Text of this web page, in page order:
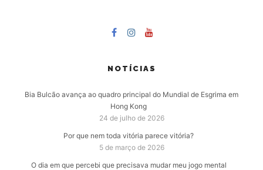
NOTÍCIAS
Bia Bulcão avança ao quadro principal do Mundial de Esgrima em
Hong Kong
24 de julho de 2026
Por que nem toda vitória parece vitória?
5 de março de 2026
O dia em que percebi que precisava mudar meu jogo mental